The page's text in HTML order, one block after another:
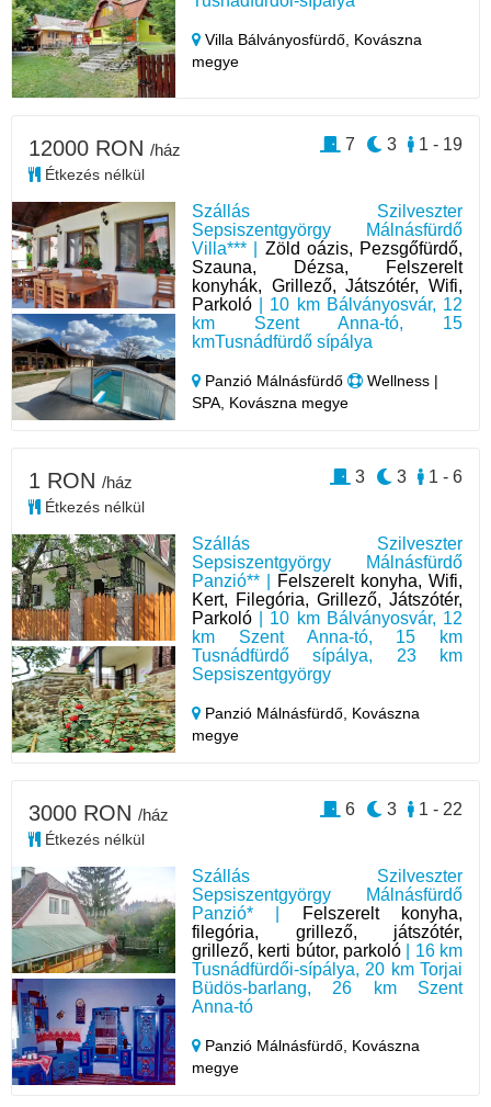
Villa Bálványosfürdő, Kovászna
megye
Szállás Szilveszter
Sepsiszentgyörgy Málnásfürdő
Villa*** | Zöld oázis, Pezsgőfürdő,
Szauna, Dézsa, Felszerelt
konyhák, Grillező, Játszótér, Wifi,
Parkoló | 10 km Bálványosvár, 12
km Szent Anna-tó, 15
kmTusnádfürdő sípálya
Panzió Málnásfürdő
Wellness |
SPA, Kovászna megye
12000 RON /ház
Étkezés nélkül
1 - 19
3
7
Szállás Szilveszter
Sepsiszentgyörgy Málnásfürdő
Panzió** |
Felszerelt konyha, Wifi,
Kert, Filegória, Grillező, Játszótér,
Parkoló | 10 km Bálványosvár, 12
km Szent Anna-tó, 15 km
Tusnádfürdő sípálya, 23 km
Sepsiszentgyörgy
Panzió Málnásfürdő, Kovászna
megye
1 RON /ház
Étkezés nélkül
1 - 6
3
3
Szállás Szilveszter
Sepsiszentgyörgy Málnásfürdő
Panzió* |
Felszerelt konyha,
filegória, grillező, játszótér,
grillező, kerti bútor, parkoló | 16 km
Tusnádfürdői-sípálya, 20 km Torjai
Büdös-barlang, 26 km Szent
Anna-tó
Panzió Málnásfürdő, Kovászna
megye
3000 RON /ház
Étkezés nélkül
1 - 22
3
6